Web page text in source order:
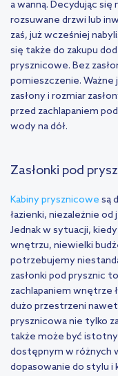
a wanną. Decydując się
rozsuwane drzwi lub
zaś, już wcześniej
się także do zakupu
prysznicowe. Bez
pomieszczenie. Ważne
zasłony i rozmiar
przed zachlapaniem
wody na dół.
Zasłonki pod
Kabiny prysznicowe są
łazienki, niezależnie
Jednak w sytuacji,
wnętrzu, niewielki
potrzebujemy
zasłonki pod prysznic
zachlapaniem wnętrze
dużo przestrzeni nawet
prysznicowa nie tylko
także może być
dostępnym w różnych
dopasowanie do stylu i